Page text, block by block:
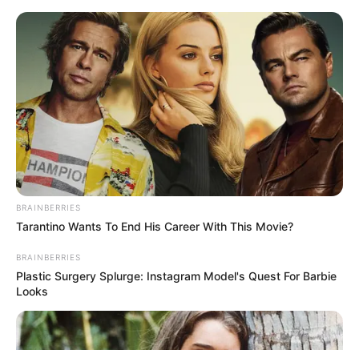
Quinté du jour
2 bases Quinté ou la base solide et incontournable
du Tiercé Quarté Quinté du jour, soit un cheval ou
des chevaux en or. Parmi les plus cités de la presse
du Turf d’où on l’espère une véritable base solide,
fiable et logique.
3 JUST LOVELY
6 JOYCE DES GRANGES
BRAINBERRIES
Tarantino Wants To End His Career With This Movie?
BRAINBERRIES
Plastic Surgery Splurge: Instagram Model's Quest For Barbie
Looks